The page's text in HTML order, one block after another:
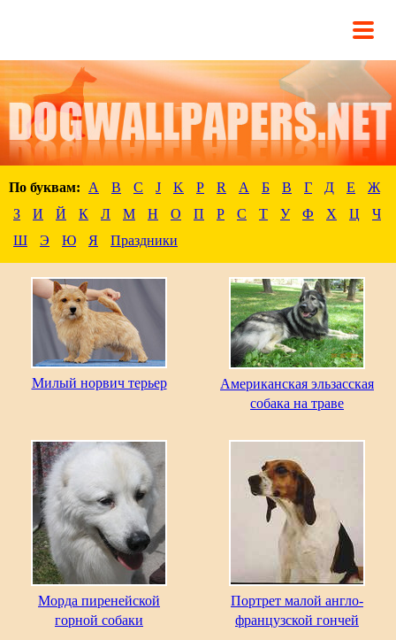
По буквам: A B C J K P R А Б В Г Д Е
Ж
З
И Й К Л М Н О П Р С Т У Ф Х Ц
Ч
Ш
Э Ю Я Праздники
Милый норвич терьер
Американская эльзасская
собака на траве
Морда пиренейской
горной собаки
Портрет малой англо-
французской гончей